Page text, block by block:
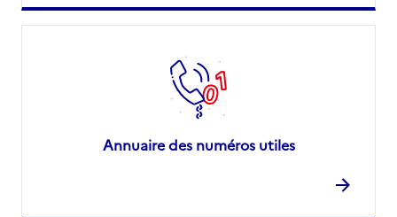
Annuaire des numéros utiles